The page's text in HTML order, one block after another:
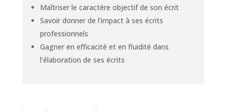
Maîtriser le caractère objectif de son écrit
Savoir donner de l’impact à ses écrits
professionnels
Gagner en efficacité et en fluidité dans
l’élaboration de ses écrits